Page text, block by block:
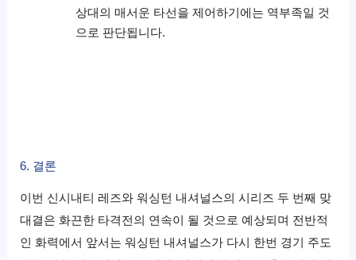
상대의 매서운 타선을 제어하기에는 역부족일 것
으로 판단됩니다.
6. 결론
이번 신시내티 레즈와 워싱턴 내셔널스의 시리즈 두 번째 맞
대결은 화끈한 타격전의 연속이 될 것으로 예상되며 전반적
인 화력에서 앞서는 워싱턴 내셔널스가 다시 한번 경기 주도